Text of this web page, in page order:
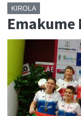
KIROLA
Emakume